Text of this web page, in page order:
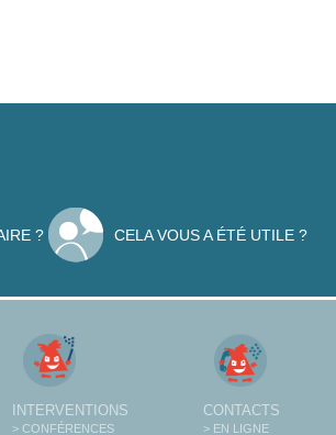
? CELA VOUS A ÉTÉ UTILE ?
INTERVENTIONS
> CONFÉRENCES
CONTACTS
> EN LIGNE